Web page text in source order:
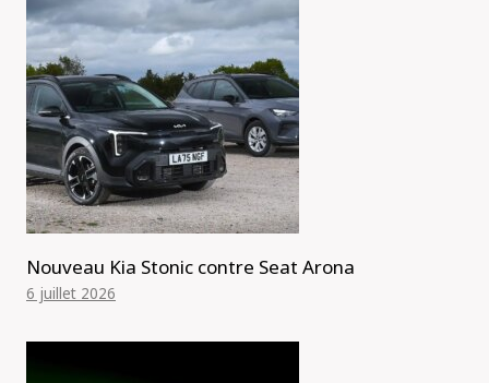
Nouveau Kia Stonic contre Seat Arona
6 juillet 2026